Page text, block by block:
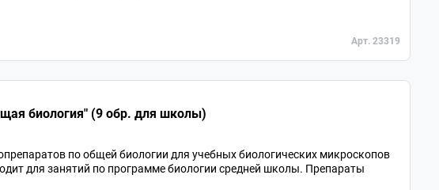
Арт. 23319
биология" (9 обр. для школы)
по общей биологии для учебных биологических микроскопов
для занятий по программе биологии средней школы. Препараты